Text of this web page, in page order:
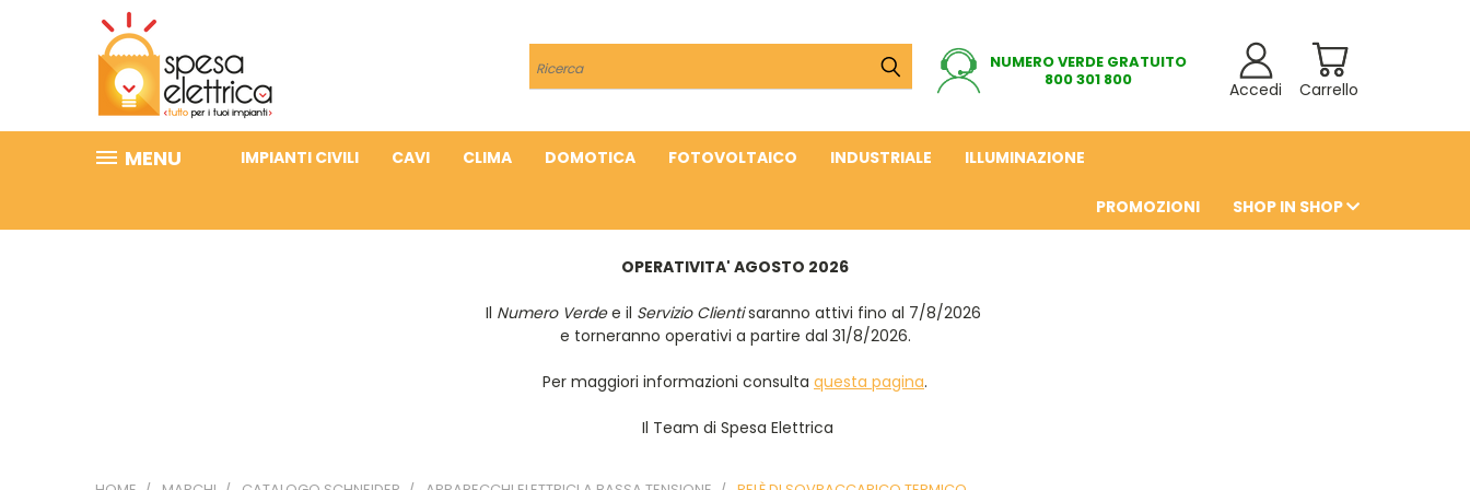
Cerca
NUMERO VERDE GRATUITO
800 301 800
Carrello
Accedi
MENU IMPIANTI CIVILI CAVI CLIMA DOMOTICA FOTOVOLTAICO INDUSTRIALE ILLUMINAZIONE
PROMOZIONI SHOP IN SHOP
OPERATIVITA' AGOSTO 2026
Il Numero Verdee il Servizio Clientisaranno attivi fino al 7/8/2026
e torneranno operativi a partire dal 31/8/2026.
Per maggiori informazioni consulta questa pagina.
Il Team di Spesa Elettrica